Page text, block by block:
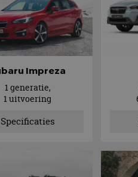
Impreza
1 generatie,
1 uitvoering
Specificaties